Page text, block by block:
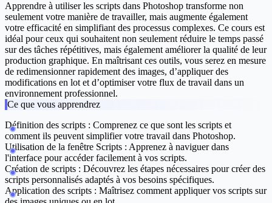
Apprendre à utiliser les scripts dans Photoshop transforme non
seulement votre manière de travailler, mais augmente également
votre efficacité en simplifiant des processus complexes. Ce cours est
idéal pour ceux qui souhaitent non seulement réduire le temps passé
sur des tâches répétitives, mais également améliorer la qualité de leur
production graphique. En maîtrisant ces outils, vous serez en mesure
de redimensionner rapidement des images, d’appliquer des
modifications en lot et d’optimiser votre flux de travail dans un
environnement professionnel.
Ce que vous apprendrez
Définition des scripts : Comprenez ce que sont les scripts et
comment ils peuvent simplifier votre travail dans Photoshop.
Utilisation de la fenêtre Scripts : Apprenez à naviguer dans
l'interface pour accéder facilement à vos scripts.
Création de scripts : Découvrez les étapes nécessaires pour créer des
scripts personnalisés adaptés à vos besoins spécifiques.
Application des scripts : Maîtrisez comment appliquer vos scripts sur